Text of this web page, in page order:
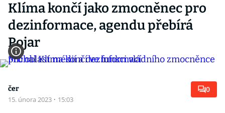
Klíma končí jako zmocněnec pro
dezinformace, agendu přebírá
Pojar
čer
15. února 2023 · 15:03
0